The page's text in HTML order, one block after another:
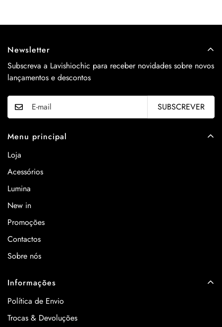
Newsletter
Subscreva a Lavishiochic para receber novidades sobre novos
lançamentos e descontos
SUBSCREVER
Menu principal
Loja
Acessórios
Lumina
New in
Promoções
Contactos
Sobre nós
Informações
Política de Envio
Trocas & Devoluções